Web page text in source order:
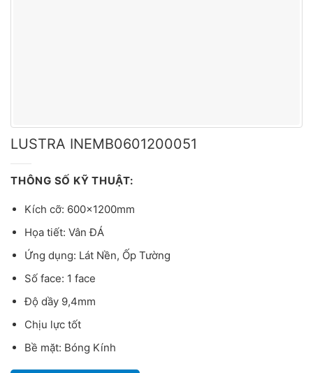
LUSTRA INEMB0601200051
THÔNG SỐ KỸ THUẬT:
Kích cỡ: 600x1200mm
Họa tiết: Vân ĐÁ
Ứng dụng: Lát Nền, Ốp Tường
Số face: 1 face
Độ dầy 9,4mm
Chịu lực tốt
Bề mặt: Bóng Kính